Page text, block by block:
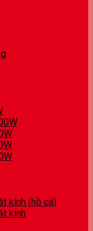
kính (hồ cá)
kính